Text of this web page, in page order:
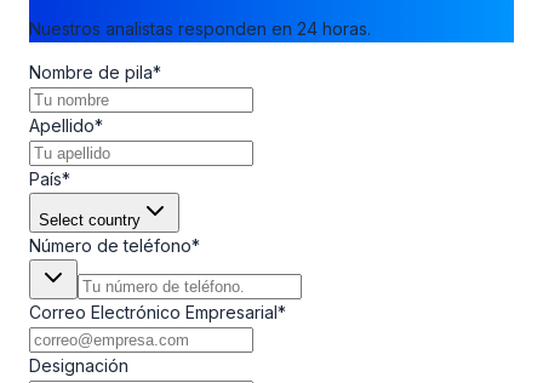
Nuestros analistas responden en 24 horas.
Nombre de pila*
Apellido*
País*
Select country
Número de teléfono*
Correo Electrónico Empresarial*
Designación